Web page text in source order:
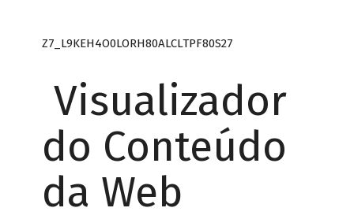
Z7_L9KEH4O0LORH80ALCLTPF80S27
Visualizador
do Conteúdo
da Web